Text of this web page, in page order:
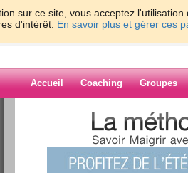
sur ce site, vous acceptez
d'intérêt. En savoir plus et gérer ces
Accueil Coaching Groupes
>
> J ai
Blog de Elitacat